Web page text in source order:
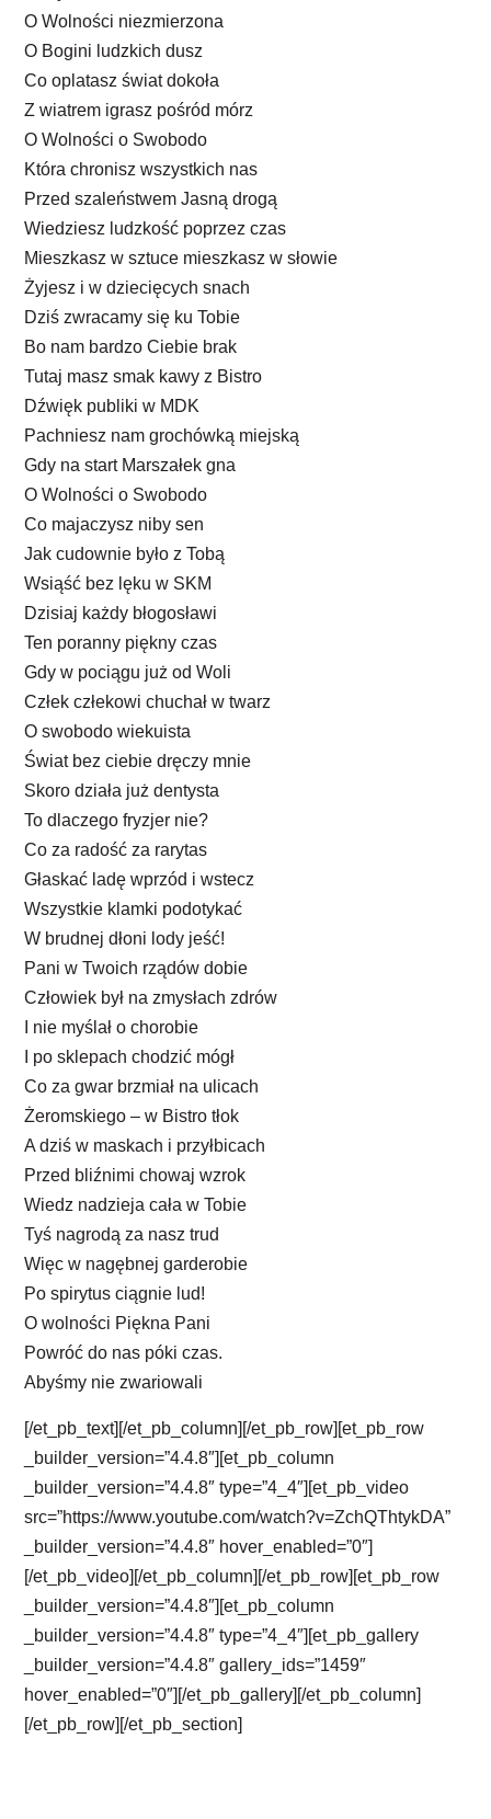
O Wolności niezmierzona
O Bogini ludzkich dusz
Co oplatasz świat dokoła
Z wiatrem igrasz pośród mórz
O Wolności o Swobodo
Która chronisz wszystkich nas
Przed szaleństwem Jasną drogą
Wiedziesz ludzkość poprzez czas
Mieszkasz w sztuce mieszkasz w słowie
Żyjesz i w dziecięcych snach
Dziś zwracamy się ku Tobie
Bo nam bardzo Ciebie brak
Tutaj masz smak kawy z Bistro
Dźwięk publiki w MDK
Pachniesz nam grochówką miejską
Gdy na start Marszałek gna
O Wolności o Swobodo
Co majaczysz niby sen
Jak cudownie było z Tobą
Wsiąść bez lęku w SKM
Dzisiaj każdy błogosławi
Ten poranny piękny czas
Gdy w pociągu już od Woli
Człek człekowi chuchał w twarz
O swobodo wiekuista
Świat bez ciebie dręczy mnie
Skoro działa już dentysta
To dlaczego fryzjer nie?
Co za radość za rarytas
Głaskać ladę wprzód i wstecz
Wszystkie klamki podotykać
W brudnej dłoni lody jeść!
Pani w Twoich rządów dobie
Człowiek był na zmysłach zdrów
I nie myślał o chorobie
I po sklepach chodzić mógł
Co za gwar brzmiał na ulicach
Żeromskiego – w Bistro tłok
A dziś w maskach i przyłbicach
Przed bliźnimi chowaj wzrok
Wiedz nadzieja cała w Tobie
Tyś nagrodą za nasz trud
Więc w nagębnej garderobie
Po spirytus ciągnie lud!
O wolności Piękna Pani
Powróć do nas póki czas.
Abyśmy nie zwariowali
[/et_pb_text][/et_pb_column][/et_pb_row][et_pb_row
_builder_version=”4.4.8″][et_pb_column
_builder_version=”4.4.8″ type=”4_4″][et_pb_video
src=”https://www.youtube.com/watch?v=ZchQThtykDA”
_builder_version=”4.4.8″ hover_enabled=”0″]
[/et_pb_video][/et_pb_column][/et_pb_row][et_pb_row
_builder_version=”4.4.8″][et_pb_column
_builder_version=”4.4.8″ type=”4_4″][et_pb_gallery
_builder_version=”4.4.8″ gallery_ids=”1459″
hover_enabled=”0″][/et_pb_gallery][/et_pb_column]
[/et_pb_row][/et_pb_section]